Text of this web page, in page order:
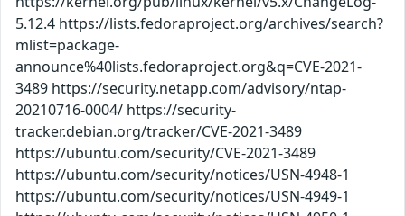
5.12.4 https://lists.fedoraproject.org/archives/search?
mlist=package-
announce%40lists.fedoraproject.org&q=CVE-2021-
3489 https://security.netapp.com/advisory/ntap-
20210716-0004/ https://security-
tracker.debian.org/tracker/CVE-2021-3489
https://ubuntu.com/security/CVE-2021-3489
https://ubuntu.com/security/notices/USN-4948-1
https://ubuntu.com/security/notices/USN-4949-1